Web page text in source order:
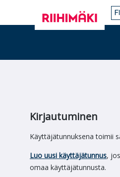
Kirjautuminen
Käyttäjätunnuksena toimii
Luo uusi käyttäjätunnus,
omaa käyttäjätunnusta.